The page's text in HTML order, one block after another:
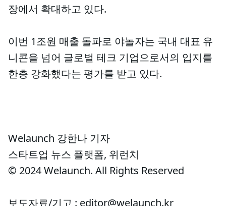
장에서 확대하고 있다.
이번 1조원 매출 돌파로 야놀자는 국내 대표 유
니콘을 넘어 글로벌 테크 기업으로서의 입지를
한층 강화했다는 평가를 받고 있다.
Welaunch 강한나 기자
스타트업 뉴스 플랫폼, 위런치
© 2024 Welaunch. All Rights Reserved
보도자료/기고 : editor@welaunch.kr